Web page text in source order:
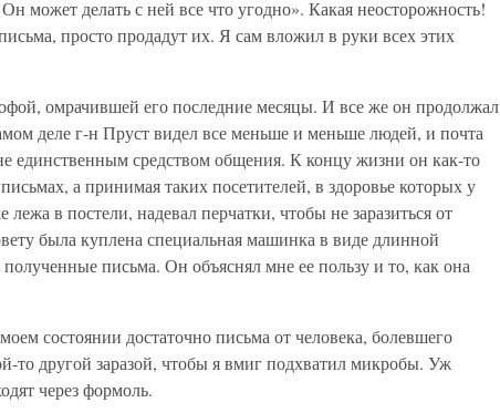
Он может делать с ней все что угодно». Какая неосторожность!
просто продадут их. Я сам вложил в руки всех этих
омрачившей его последние месяцы. И все же он продолжал
деле г-н Пруст видел все меньше и меньше людей, и почта
единственным средством общения. К концу жизни он как-то
а принимая таких посетителей, в здоровье которых у
в по­стели, надевал перчатки, чтобы не заразиться от
была куплена специальная машинка в виде длинной
полученные письма. Он объяснял мне ее пользу и то, как она
состоянии достаточно письма от человека, бо­левшего
то другой заразой, чтобы я вмиг подхватил микробы. Уж
через формоль.